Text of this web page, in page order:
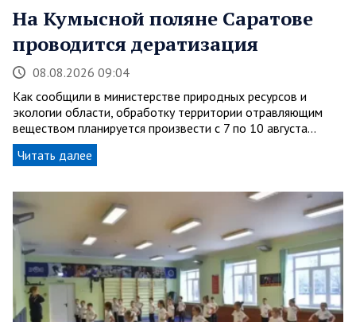
На Кумысной поляне Саратове
проводится дератизация
08.08.2026 09:04
Как сообщили в министерстве природных ресурсов и
экологии области, обработку территории отравляющим
веществом планируется произвести с 7 по 10 августа…
Читать далее